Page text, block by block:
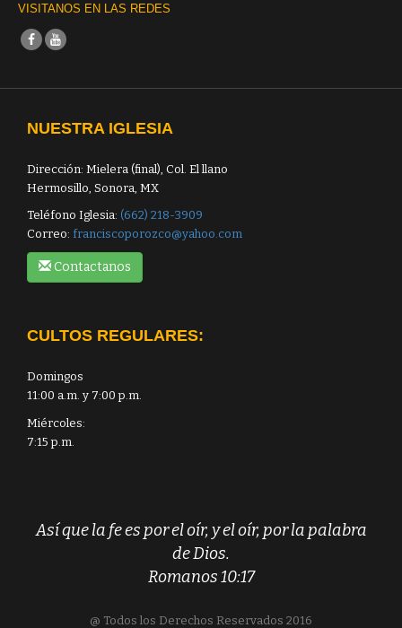
VISITANOS EN LAS REDES
NUESTRA IGLESIA
Dirección: Mielera (final), Col. El llano
Hermosillo, Sonora, MX
Teléfono Iglesia: (662) 218-3909
Correo: franciscoporozco@yahoo.com
Contactanos
CULTOS REGULARES:
Domingos
11:00 a.m. y 7:00 p.m.
Miércoles:
7:15 p.m.
Así que la fe es por el oír, y el oír, por la palabra
de Dios.
Romanos 10:17
@ Todos los Derechos Reservados 2016